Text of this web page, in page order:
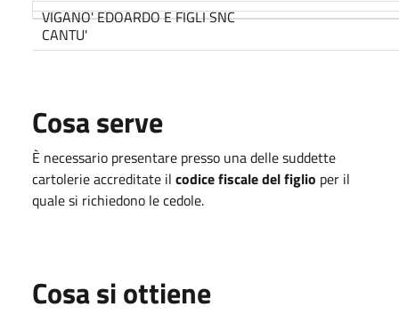
VIGANO' EDOARDO E FIGLI SNC
CANTU'
Cosa serve
È necessario presentare presso una delle suddette
cartolerie accreditate il codice fiscale del figlio per il
quale si richiedono le cedole.
Cosa si ottiene